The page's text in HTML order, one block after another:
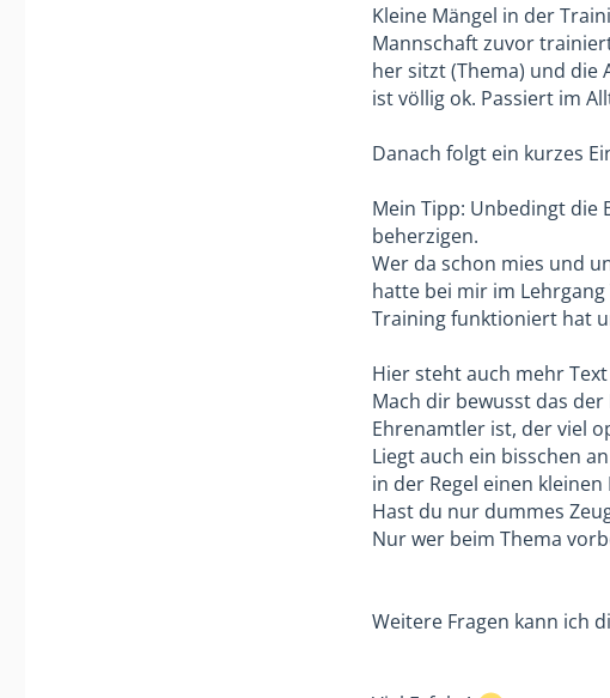
Kleine Mängel in der
Mannschaft zuvor
her sitzt (Thema) und die
ist völlig ok. Passiert im
Danach folgt ein kurzes
Mein Tipp: Unbedingt die
beherzigen.
Wer da schon mies und
hatte bei mir im
Training funktioniert hat
Hier steht auch mehr
Mach dir bewusst das
Ehrenamtler ist, der viel
Liegt auch ein bisschen
in der Regel einen
Hast du nur dummes
Nur wer beim Thema
Weitere Fragen kann ich